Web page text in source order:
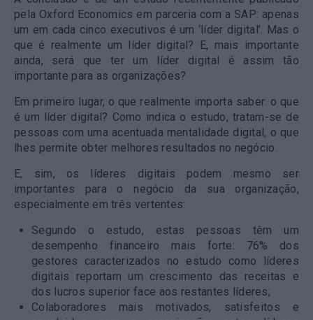
pela Oxford Economics em parceria com a SAP: apenas
um em cada cinco executivos é um ‘líder digital’. Mas o
que é realmente um líder digital? E, mais importante
ainda, será que ter um líder digital é assim tão
importante para as organizações?
Em primeiro lugar, o que realmente importa saber: o que
é um líder digital? Como indica o estudo, tratam-se de
pessoas com uma acentuada mentalidade digital, o que
lhes permite obter melhores resultados no negócio.
E, sim, os líderes digitais podem mesmo ser
importantes para o negócio da sua organização,
especialmente em três vertentes:
Segundo o estudo, estas pessoas têm um
desempenho financeiro mais forte: 76% dos
gestores caracterizados no estudo como líderes
digitais reportam um crescimento das receitas e
dos lucros superior face aos restantes líderes;
Colaboradores mais motivados, satisfeitos e